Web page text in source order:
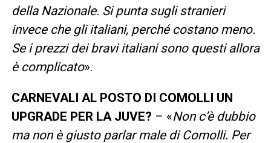
della Nazionale. Si punta sugli stranieri
invece che gli italiani, perché costano meno.
Se i prezzi dei bravi italiani sono questi allora
è complicato».
CARNEVALI AL POSTO DI COMOLLI UN
UPGRADE PER LA JUVE? – «Non c’è dubbio
ma non è giusto parlar male di Comolli. Per